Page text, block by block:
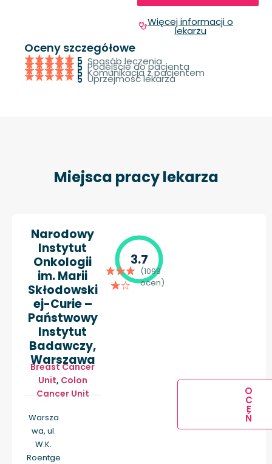
Więcej informacji o
lekarzu
Oceny szczegółowe
5 Sposób leczenia
5 Podejście do pacjenta
5 Komunikacja z pacjentem
5 Uprzejmość lekarza
Miejsca pracy lekarza
Narodowy
Instytut
Onkologii
im. Marii
Skłodowski
ej-Curie –
Państwowy
Instytut
Badawczy,
Warszawa
Breast Cancer
Unit, Colon
Cancer Unit
Warsza
wa, ul.
W.K.
Roentge
3.7
(1099
ocen)
O
C
E
Ń